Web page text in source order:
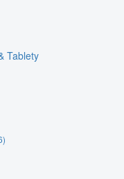
Tablety